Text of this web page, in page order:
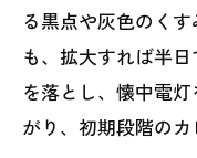
る黒点や灰色のく
も、拡大すれば半
を落とし、懐中電
がり、初期段階のカ